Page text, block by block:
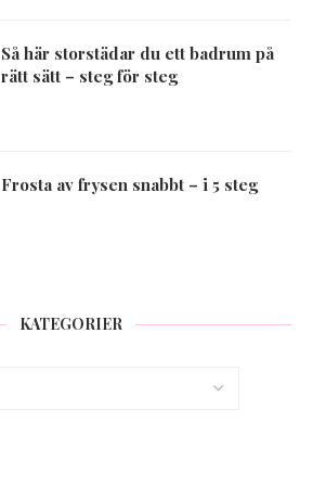
Så här storstädar du ett badrum på
rätt sätt – steg för steg
Frosta av frysen snabbt – i 5 steg
KATEGORIER